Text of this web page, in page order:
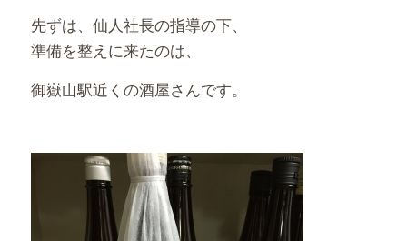
先ずは、仙人社長の指導の下、
準備を整えに来たのは、
御嶽山駅近くの酒屋さんです。